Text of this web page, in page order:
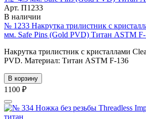
Арт. П1233
В наличии
№ 1233 Накрутка трилистник с
мм. Safe Pins (Gold PVD) Титан ASTM
Накрутка трилистник с кристаллами
PVD. Материал: Титан ASTM F-136
В корзину
1100 ₽